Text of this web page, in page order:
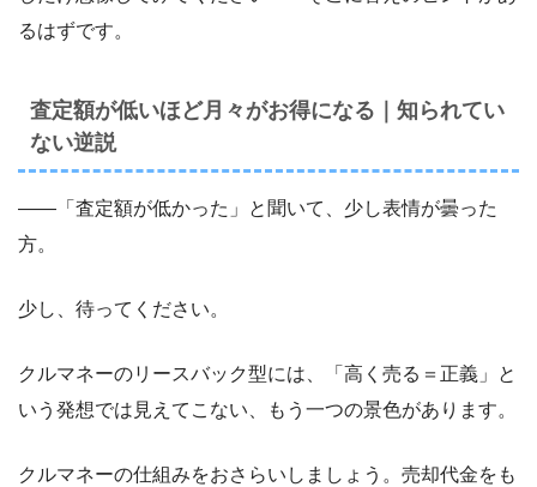
るはずです。
査定額が低いほど月々がお得になる｜知られてい
ない逆説
――「査定額が低かった」と聞いて、少し表情が曇った
方。
少し、待ってください。
クルマネーのリースバック型には、「高く売る＝正義」と
いう発想では見えてこない、もう一つの景色があります。
クルマネーの仕組みをおさらいしましょう。売却代金をも